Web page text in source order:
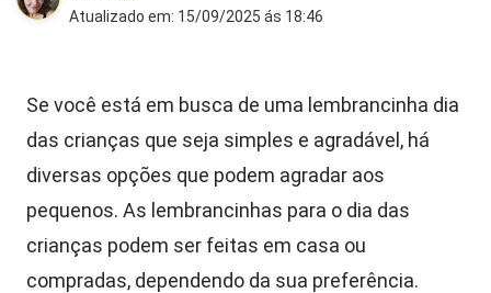
Atualizado em: 15/09/2025 ás 18:46
Se você está em busca de uma lembrancinha dia
das crianças que seja simples e agradável, há
diversas opções que podem agradar aos
pequenos. As lembrancinhas para o dia das
crianças podem ser feitas em casa ou
compradas, dependendo da sua preferência.